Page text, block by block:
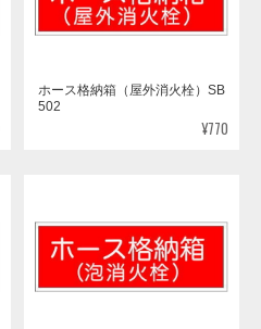
ホース格納箱（屋外消火栓）SB
502
¥770